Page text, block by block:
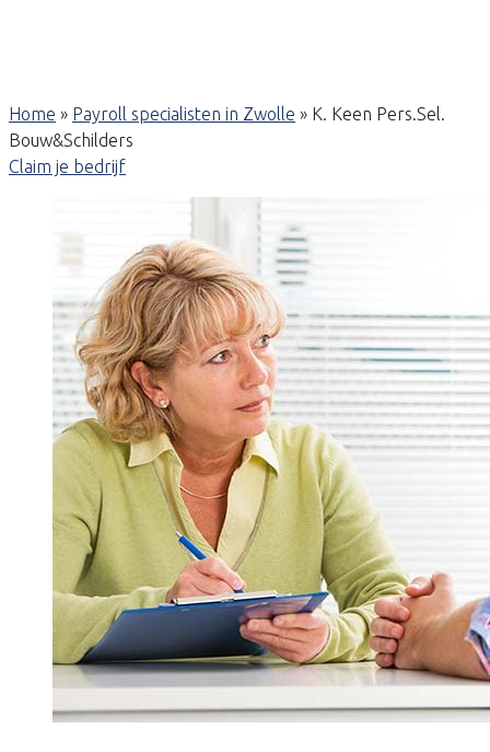
Home » Payroll specialisten in Zwolle » K. Keen Pers.Sel.
Bouw&Schilders
Claim je bedrijf